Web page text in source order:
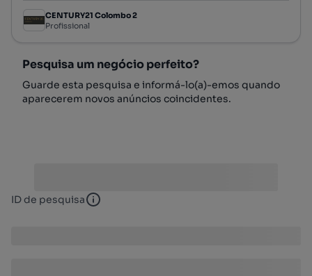
CENTURY21 Colombo 2
Profissional
Pesquisa um negócio perfeito?
Guarde esta pesquisa e informá-lo(a)-emos quando
aparecerem novos anúncios coincidentes.
ID de pesquisa ID de pesquisa